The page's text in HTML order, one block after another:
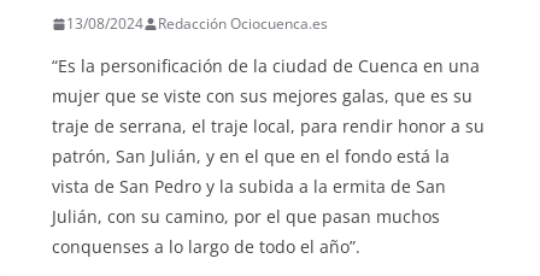
13/08/2024 Redacción Ociocuenca.es
“Es la personificación de la ciudad de Cuenca en una
mujer que se viste con sus mejores galas, que es su
traje de serrana, el traje local, para rendir honor a su
patrón, San Julián, y en el que en el fondo está la
vista de San Pedro y la subida a la ermita de San
Julián, con su camino, por el que pasan muchos
conquenses a lo largo de todo el año”.